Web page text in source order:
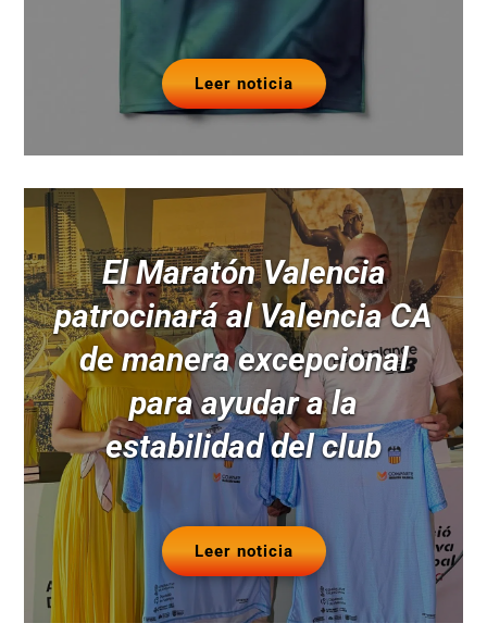
Leer noticia
El Maratón Valencia
patrocinará al Valencia CA
de manera excepcional
para ayudar a la
estabilidad del club
Leer noticia